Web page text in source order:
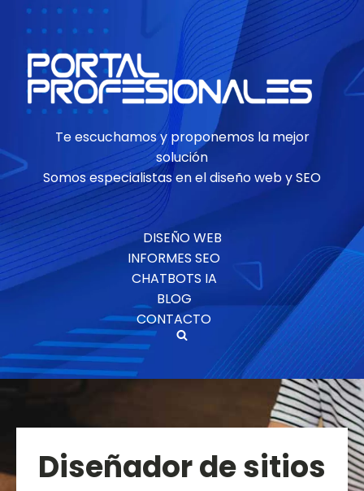
Te escuchamos y proponemos la mejor
solución
Somos especialistas en el diseño web y SEO
DISEÑO WEB
INFORMES SEO
CHATBOTS IA
BLOG
CONTACTO
Diseñador de sitios